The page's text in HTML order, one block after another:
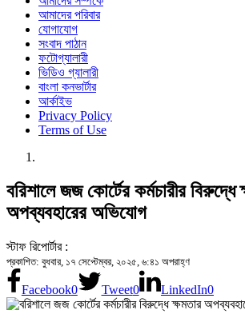
আমাদের পরিবার
যোগাযোগ
সংবাদ পাঠান
ফটোগ্যালারী
ভিডিও গ্যালারী
বাংলা কনভার্টার
আর্কাইভ
Privacy Policy
Terms of Use
বরিশালে জজ কোর্টের কর্মচারীর বিরুদ্ধে
অপব্যবহারের অভিযোগ
স্টাফ রিপোর্টার :
প্রকাশিত: বুধবার, ১৭ সেপ্টেম্বর, ২০২৫, ৬:৪১ অপরাহ্ণ
Facebook0 Tweet0 LinkedIn0